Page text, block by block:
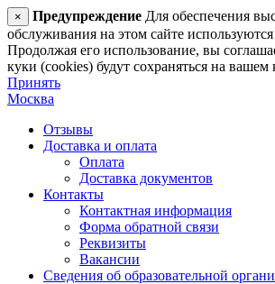
× Предупреждение Для обеспечения
обслуживания на этом сайте
Продолжая его использование, вы
куки (cookies) будут сохраняться на вашем
Принять
Москва
Отзывы
Доставка и оплата
Оплата
Доставка документов
Контакты
Контактная информация
Форма обратной связи
Реквизиты
Вакансии
Сведения об образовательной